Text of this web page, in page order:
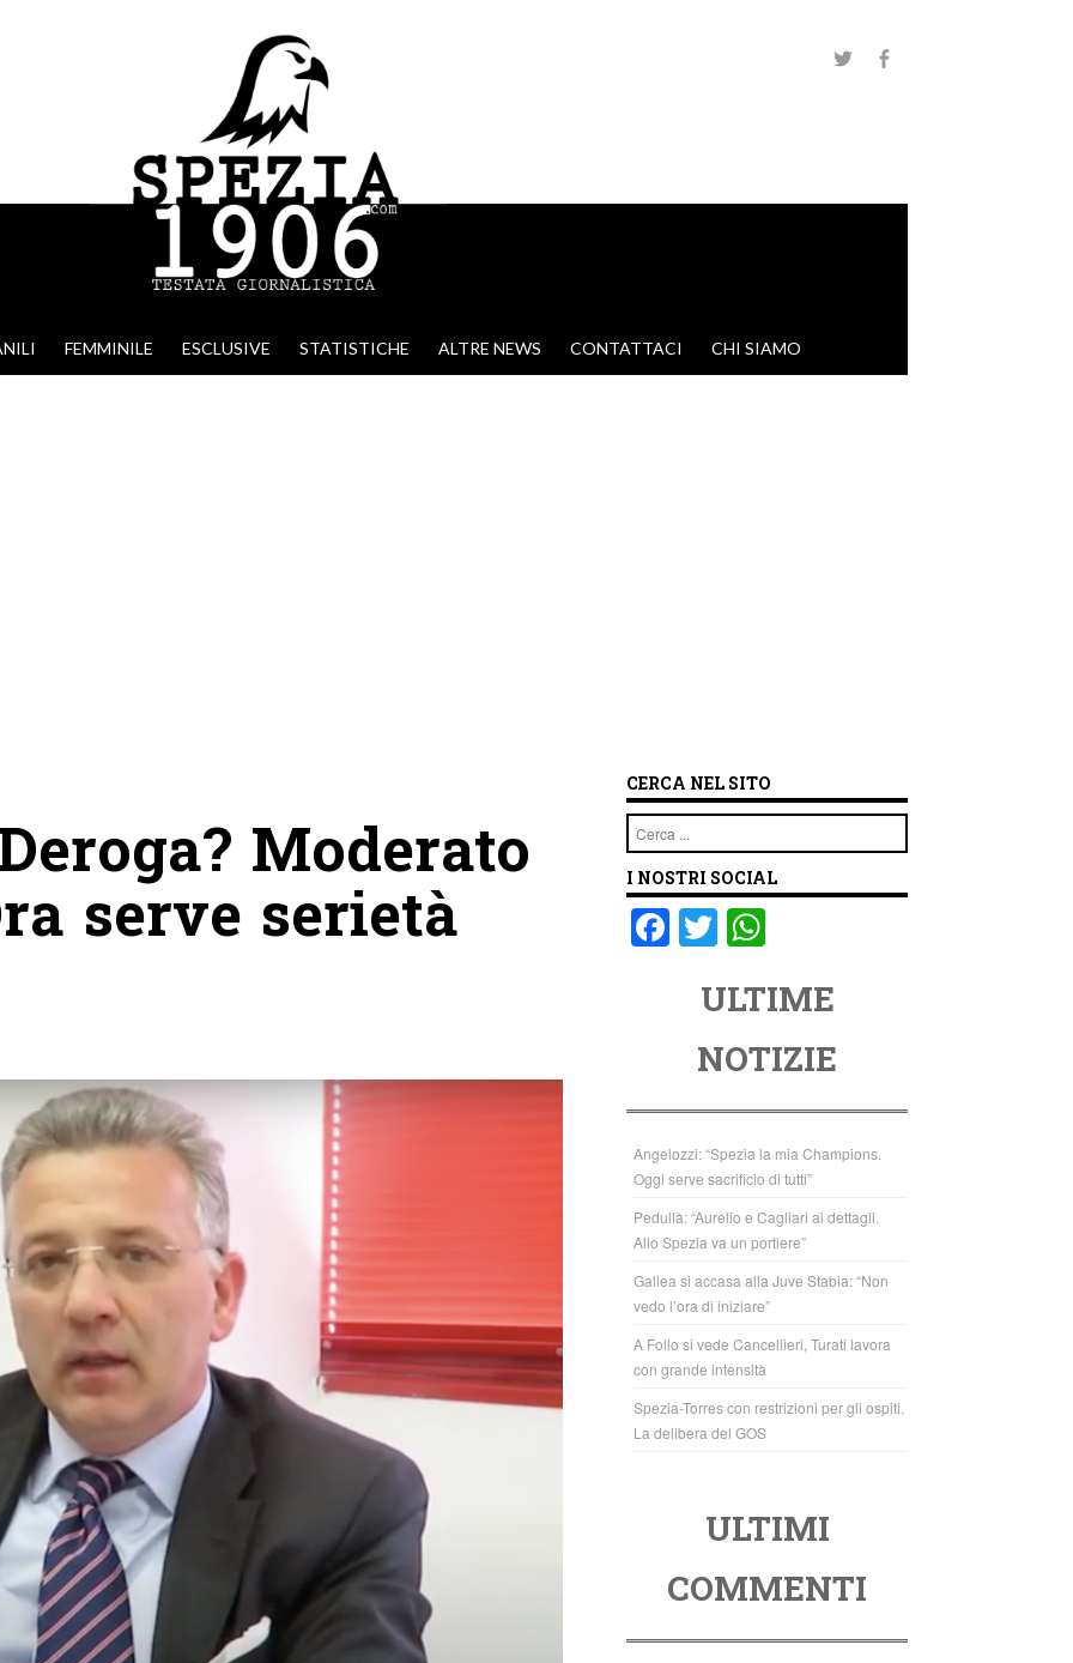
FEMMINILE ESCLUSIVE STATISTICHE ALTRE NEWS CONTATTACI CHI SIAMO
Moderato
serve serietà
CERCA NEL SITO
Cerca
I NOSTRI SOCIAL
F
o
o
k
T
tt
er
at
s
A
p
p
ULTIME
NOTIZIE
Angelozzi: “Spezia la mia Champions.
Oggi serve sacrificio di tutti”
Pedullà: “Aurelio e Cagliari ai dettagli.
Allo Spezia va un portiere”
Gallea si accasa alla Juve Stabia: “Non
vedo l’ora di iniziare”
A Follo si vede Cancellieri, Turati lavora
con grande intensità
Spezia-Torres con restrizioni per gli ospiti.
La delibera del GOS
ULTIMI
COMMENTI